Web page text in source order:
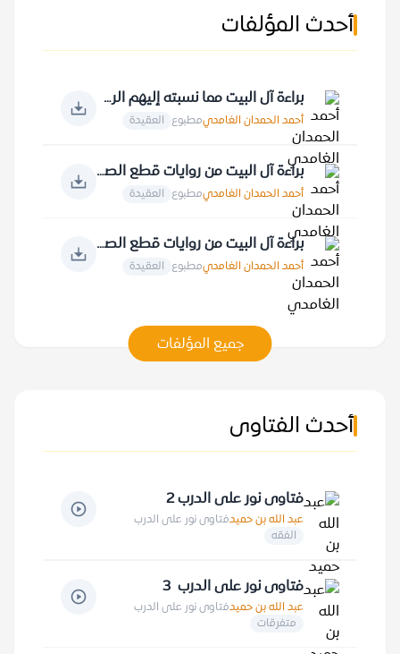
أحدث المؤلفات
براءة آل البيت مما نسبته إليهم الروايات
أحمد الحمدان الغامديمطبوع العقيدة
براءة آل البيت من روايات قطع الصلة بالخالق
أحمد الحمدان الغامديمطبوع العقيدة
براءة آل البيت من روايات قطع الصلة بعبادة الله عز وجل ومقدساته
أحمد الحمدان الغامديمطبوع العقيدة
جميع المؤلفات
أحدث الفتاوى
فتاوى نور على الدرب 2
عبد الله بن حميدفتاوى نور على الدرب
الفقه
فتاوى نور على الدرب 3
عبد الله بن حميدفتاوى نور على الدرب
متفرقات